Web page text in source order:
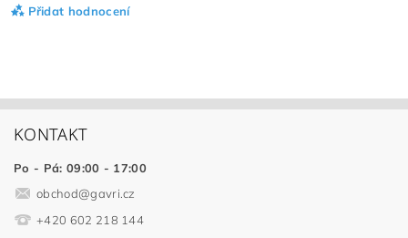
Přidat hodnocení
KONTAKT
Po - Pá: 09:00 - 17:00
obchod@gavri.cz
+420 602 218 144